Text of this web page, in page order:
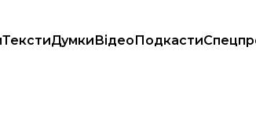
ТекстиДумкиВідеоПодкасти
з нуля побудували smart city Сонґдо і чим це